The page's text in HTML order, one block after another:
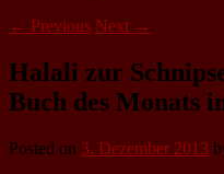
← Previous Next →
Halali zur
Buch des Monats
Posted on 3. Dezember 2013